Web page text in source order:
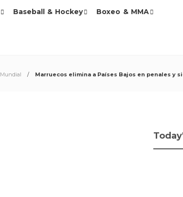
Baseball & Hockey Boxeo & MMA
Mundial Marruecos elimina a Países Bajos en penales y